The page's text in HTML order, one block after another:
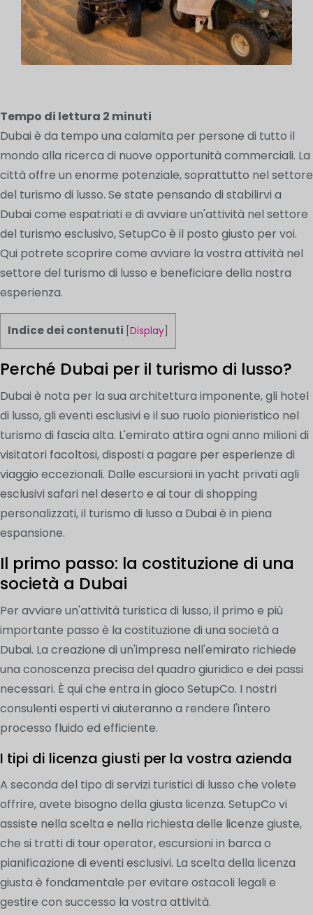
Tempo di lettura 2 minuti
Dubai è da tempo una calamita per persone di tutto il
mondo alla ricerca di nuove opportunità commerciali. La
città offre un enorme potenziale, soprattutto nel settore
del turismo di lusso. Se state pensando di stabilirvi a
Dubai come espatriati e di avviare un'attività nel settore
del turismo esclusivo, SetupCo è il posto giusto per voi.
Qui potrete scoprire come avviare la vostra attività nel
settore del turismo di lusso e beneficiare della nostra
esperienza.
Indice dei contenuti Display
Perché Dubai per il turismo di lusso?
Dubai è nota per la sua architettura imponente, gli hotel
di lusso, gli eventi esclusivi e il suo ruolo pionieristico nel
turismo di fascia alta. L'emirato attira ogni anno milioni di
visitatori facoltosi, disposti a pagare per esperienze di
viaggio eccezionali. Dalle escursioni in yacht privati agli
esclusivi safari nel deserto e ai tour di shopping
personalizzati, il turismo di lusso a Dubai è in piena
espansione.
Il primo passo: la costituzione di una
società a Dubai
Per avviare un'attività turistica di lusso, il primo e più
importante passo è la costituzione di una società a
Dubai. La creazione di un'impresa nell'emirato richiede
una conoscenza precisa del quadro giuridico e dei passi
necessari. È qui che entra in gioco SetupCo. I nostri
consulenti esperti vi aiuteranno a rendere l'intero
processo fluido ed efficiente.
I tipi di licenza giusti per la vostra azienda
A seconda del tipo di servizi turistici di lusso che volete
offrire, avete bisogno della giusta licenza. SetupCo vi
assiste nella scelta e nella richiesta delle licenze giuste,
che si tratti di tour operator, escursioni in barca o
pianificazione di eventi esclusivi. La scelta della licenza
giusta è fondamentale per evitare ostacoli legali e
gestire con successo la vostra attività.